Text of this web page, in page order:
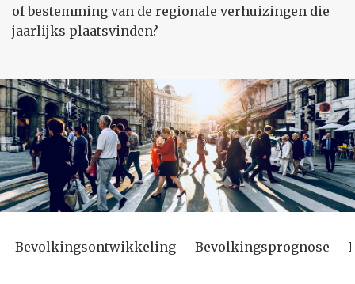
of bestemming van de regionale verhuizingen die
jaarlijks plaatsvinden?
Bevolkingsontwikkeling Bevolkingsprognose